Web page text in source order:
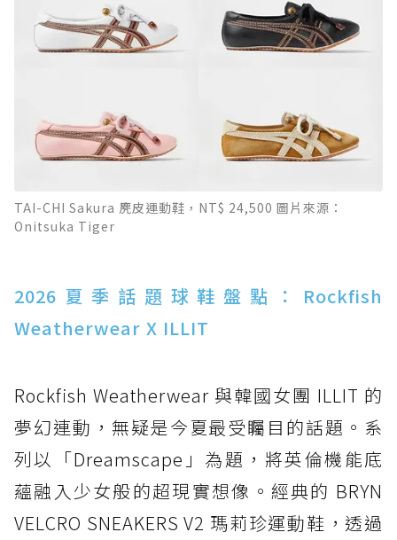
TAI-CHI Sakura 麂皮運動鞋，NT$ 24,500 圖片來源：
Onitsuka Tiger
2026夏季話題球鞋盤點：Rockfish
Weatherwear X ILLIT
Rockfish Weatherwear 與韓國女團 ILLIT 的
夢幻連動，無疑是今夏最受矚目的話題。系
列以「Dreamscape」為題，將英倫機能底
蘊融入少女般的超現實想像。經典的 BRYN
VELCRO SNEAKERS V2 瑪莉珍運動鞋，透過